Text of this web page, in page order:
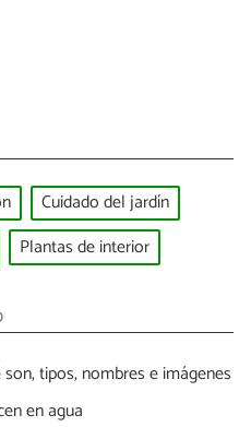
Cuidado del jardín
Plantas de interior
tipos, nombres e imágenes
en agua